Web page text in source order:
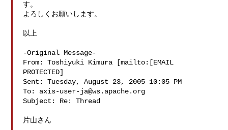
す。
よろしくお願いします。
以上
-Original Message-
From: Toshiyuki Kimura [mailto:[EMAIL
PROTECTED]
Sent: Tuesday, August 23, 2005 10:05 PM
To: axis-user-ja@ws.apache.org
Subject: Re: Thread
片山さん